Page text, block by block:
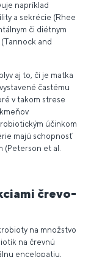
napríklad
a sekrécie (Rhee
či diétnym
and
aj to, či je matka
častému
v takom strese
účinkom
majú schopnosť
(Peterson et al.
črevo-
na množstvo
na črevnú
encelopatiu,